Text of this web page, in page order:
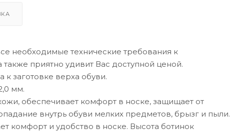
необходимые технические требования к
приятно удивит Вас доступной ценой.
к заготовке верха обуви.
мм.
обеспечивает комфорт в носке, защищает от
внутрь обуви мелких предметов, брызг и пыли.
комфорт и удобство в носке. Высота ботинок